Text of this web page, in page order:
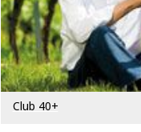
Club 40+